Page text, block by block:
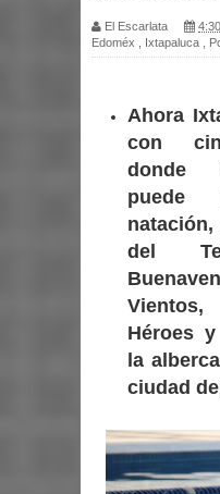
El Escarlata
Edoméx
Ixtapaluca
Ahora
con
donde
puede
del
Héroes
la
ciudad